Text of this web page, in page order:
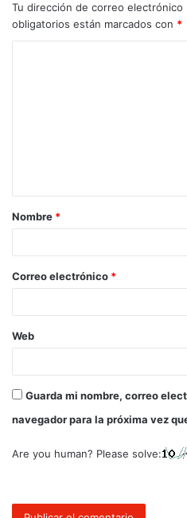
Tu dirección de correo electrónico
obligatorios están marcados con *
Nombre *
Correo electrónico *
Web
Guarda mi nombre, correo
navegador para la próxima vez
Are you human? Please solve: